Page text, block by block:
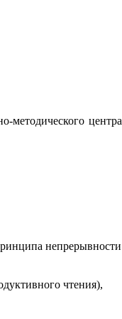
методического центра
непрерывности
чтения),